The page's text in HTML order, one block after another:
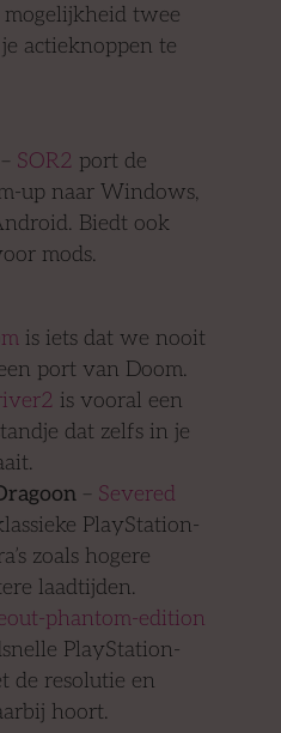
twee
actieknoppen te
SOR2 port de
up naar Windows,
Biedt ook
mods.
is iets dat we nooit
port van Doom.
is vooral een
dat zelfs in je
– Severed
PlayStation-
zoals hogere
laadtijden.
phantom-edition
PlayStation-
de resolutie en
hoort.